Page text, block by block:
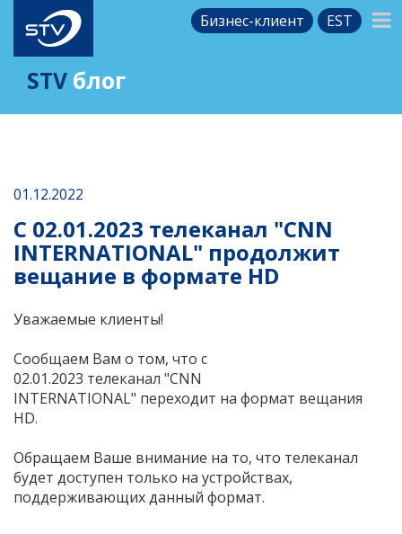
Бизнес-клиент EST
STV блог
01.12.2022
C 02.01.2023 телеканал "CNN
INTERNATIONAL" продолжит
вещание в формате HD
Уважаемые клиенты!
Cообщаем Вам о том, что c
02.01.2023 телеканал "CNN
INTERNATIONAL" переходит на формат вещания
HD.
Обращаем Ваше внимание на то, что телеканал
будет доступен только на устройствах,
поддерживающих данный формат.